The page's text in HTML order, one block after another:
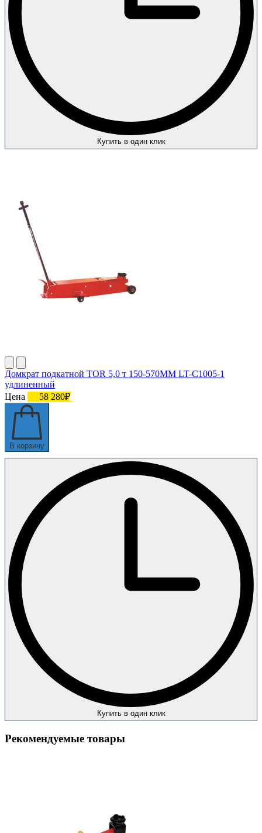
Купить в один клик
Домкрат подкатной TOR 5,0 т 150-570MM LT-C1005-1
удлиненный
Цена
58 280₽
В корзину
Купить в один клик
Рекомендуемые товары